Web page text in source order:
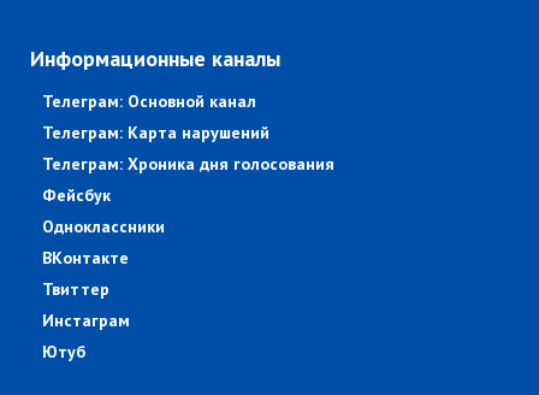
Информационные каналы
Телеграм: Основной канал
Телеграм: Карта нарушений
Телеграм: Хроника дня голосования
Фейсбук
Одноклассники
ВКонтакте
Твиттер
Инстаграм
Ютуб